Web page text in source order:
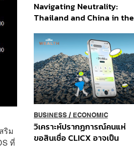
ริม
ที่
Navigating Neutrality:
Thailand and China in the
Order
BUSINESS/ ECONOMIC
วิเคราะห์ปรากฏการณ์คนแห่
ขอสินเชื่อ CLICX อาจเป็น